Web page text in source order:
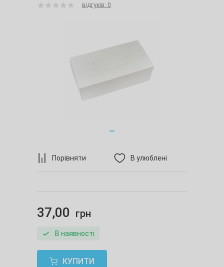
Порівняти В улюблені
відгуків: 0
37,00 грн
В наявності
КУПИТИ